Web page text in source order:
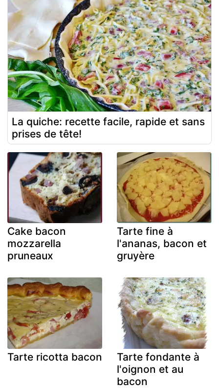
La quiche: recette facile, rapide et sans
prises de tête!
Cake bacon
mozzarella
pruneaux
Tarte fine à
l'ananas, bacon et
gruyère
Tarte ricotta bacon
Tarte fondante à
l'oignon et au
bacon